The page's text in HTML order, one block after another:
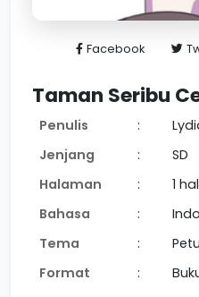
Facebook
Taman Seribu
Penulis :
Jenjang
:
SD
Halaman
:
1
Bahasa
:
Tema
:
Format
: